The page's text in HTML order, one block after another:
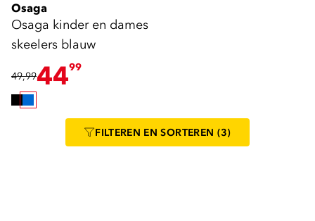
Osaga
Osaga kinder en dames
skeelers blauw
49,994499
FILTEREN EN SORTEREN (3)